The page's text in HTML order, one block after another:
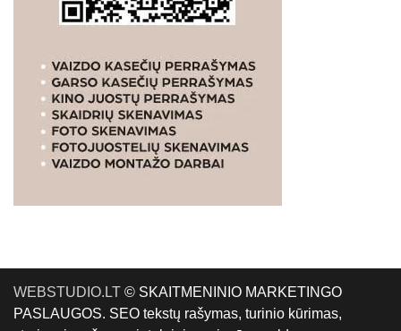
WEBSTUDIO.LT © SKAITMENINIO MARKETINGO
PASLAUGOS. SEO tekstų rašymas, turinio kūrimas,